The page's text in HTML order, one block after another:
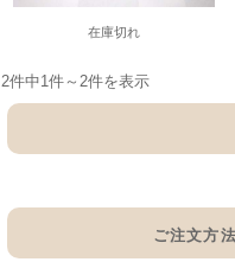
在庫切れ
2件中1件～2件を表示
ご注文方法